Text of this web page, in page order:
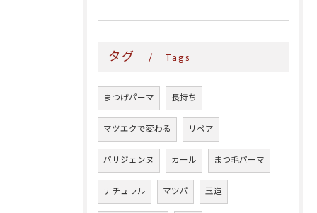
タグ Tags
まつげパーマ 長持ち
マツエクで変わる リペア
パリジェンヌ カール まつ毛パーマ
ナチュラル マツパ 玉造